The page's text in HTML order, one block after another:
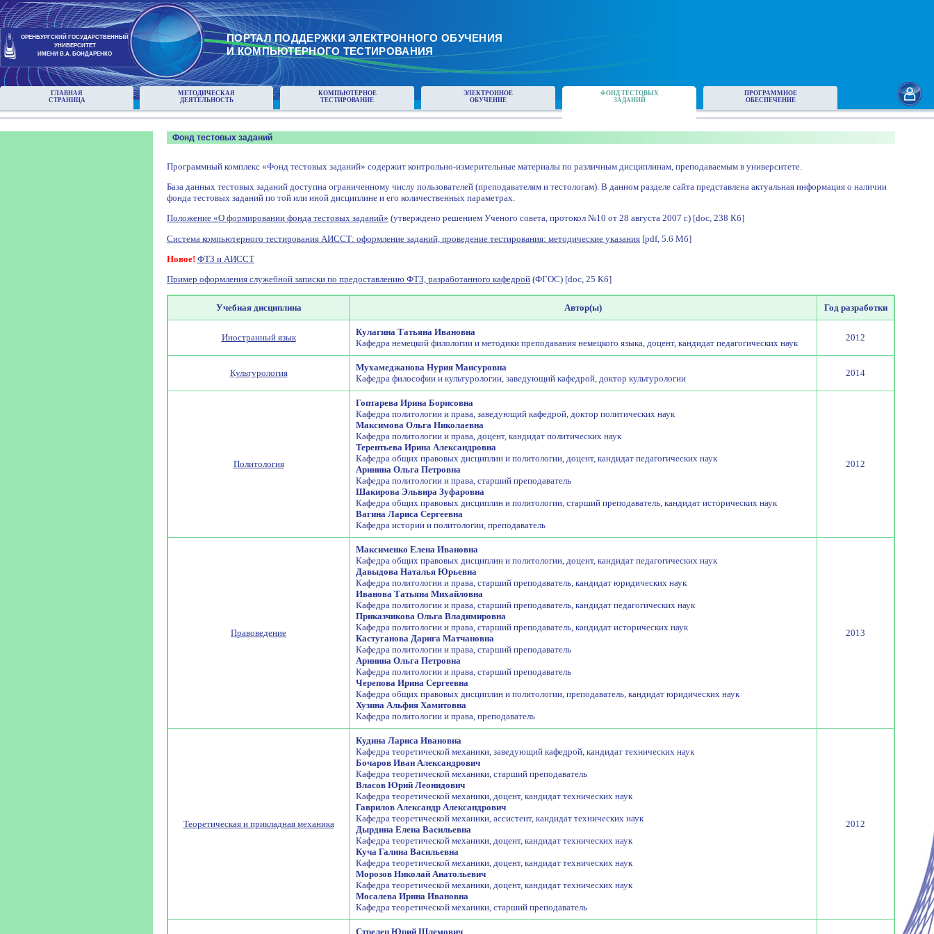
ОРЕНБУРГСКИЙ ГОСУДАРСТВЕННЫЙ
УНИВЕРСИТЕТ
ИМЕНИ В.А. БОНДАРЕНКО
ПОРТАЛ ПОДДЕРЖКИ ЭЛЕКТРОННОГО ОБУЧЕНИЯ
И КОМПЬЮТЕРНОГО ТЕСТИРОВАНИЯ
ГЛАВНАЯ
СТРАНИЦА
МЕТОДИЧЕСКАЯ
ДЕЯТЕЛЬНОСТЬ
КОМПЬЮТЕРНОЕ
ТЕСТИРОВАНИЕ
ЭЛЕКТРОННОЕ
ОБУЧЕНИЕ
ФОНД ТЕСТОВЫХ
ЗАДАНИЙ
ПРОГРАММНОЕ
ОБЕСПЕЧЕНИЕ
Фонд тестовых заданий
Программный комплекс «Фонд тестовых заданий» содержит контрольно-измерительные материалы по различным дисциплинам, преподаваемым в университете.
База данных тестовых заданий доступна ограниченному числу пользователей (преподавателям и тестологам). В данном разделе сайта представлена актуальная информация о наличии
фонда тестовых заданий по той или иной дисциплине и его количественных параметрах.
Положение «О формировании фонда тестовых заданий» (утверждено решением Ученого совета, протокол №10 от 28 августа 2007 г.) [doc, 238 Кб]
Система компьютерного тестирования АИССТ: оформление заданий, проведение тестирования: методические указания [pdf, 5.6 Мб]
Новое! ФТЗ и АИССТ
Пример оформления служебной записки по предоставлению ФТЗ, разработанного кафедрой (ФГОС) [doc, 25 Кб]
Учебная дисциплина Автор(ы) Год разработки
Иностранный язык
Кулагина Татьяна Ивановна
Кафедра немецкой филологии и методики преподавания немецкого языка, доцент, кандидат педагогических наук
2012
Культурология
Мухамеджанова Нурия Мансуровна
Кафедра философии и культурологии, заведующий кафедрой, доктор культурологии
2014
Политология
Гоптарева Ирина Борисовна
Кафедра политологии и права, заведующий кафедрой, доктор политических наук
Максимова Ольга Николаевна
Кафедра политологии и права, доцент, кандидат политических наук
Терентьева Ирина Александровна
Кафедра общих правовых дисциплин и политологии, доцент, кандидат педагогических наук
Аринина Ольга Петровна
Кафедра политологии и права, старший преподаватель
Шакирова Эльвира Зуфаровна
Кафедра общих правовых дисциплин и политологии, старший преподаватель, кандидат исторических наук
Вагина Лариса Сергеевна
Кафедра истории и политологии, преподаватель
2012
Правоведение
Максименко Елена Ивановна
Кафедра общих правовых дисциплин и политологии, доцент, кандидат педагогических наук
Давыдова Наталья Юрьевна
Кафедра политологии и права, старший преподаватель, кандидат юридических наук
Иванова Татьяна Михайловна
Кафедра политологии и права, старший преподаватель, кандидат педагогических наук
Приказчикова Ольга Владимировна
Кафедра политологии и права, старший преподаватель, кандидат исторических наук
Кастуганова Дарига Матчановна
Кафедра политологии и права, старший преподаватель
Аринина Ольга Петровна
Кафедра политологии и права, старший преподаватель
Черепова Ирина Сергеевна
Кафедра общих правовых дисциплин и политологии, преподаватель, кандидат юридических наук
Хузина Альфия Хамитовна
Кафедра политологии и права, преподаватель
2013
Теоретическая и прикладная механика
Кудина Лариса Ивановна
Кафедра теоретической механики, заведующий кафедрой, кандидат технических наук
Бочаров Иван Александрович
Кафедра теоретической механики, старший преподаватель
Власов Юрий Леонидович
Кафедра теоретической механики, доцент, кандидат технических наук
Гаврилов Александр Александрович
Кафедра теоретической механики, ассистент, кандидат технических наук
Дырдина Елена Васильевна
Кафедра теоретической механики, доцент, кандидат технических наук
Куча Галина Васильевна
Кафедра теоретической механики, доцент, кандидат технических наук
Морозов Николай Анатольевич
Кафедра теоретической механики, доцент, кандидат технических наук
Мосалева Ирина Ивановна
Кафедра теоретической механики, старший преподаватель
2012
Стрелец Юрий Шлемович